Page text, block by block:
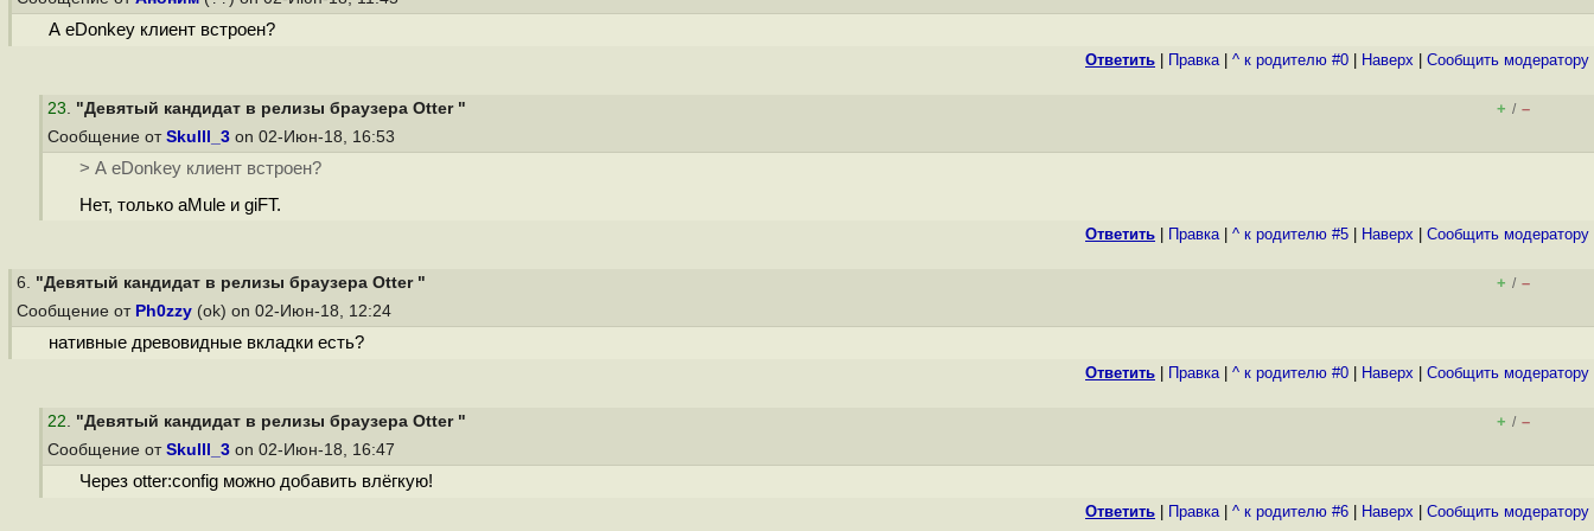
А eDonkey клиент встроен?
Ответить Правка| ^ к родителю #0 Наверх Cообщить модератору
23. "Девятый кандидат в релизы браузера Otter " + / –
Сообщение от Skulll_3 on 02-Июн-18, 16:53
> А eDonkey клиент встроен?
Нет, только aMule и giFT.
Ответить Правка| ^ к родителю #5 Наверх Cообщить модератору
6. "Девятый кандидат в релизы браузера Otter " + / –
Сообщение от Ph0zzy (ok) on 02-Июн-18, 12:24
нативные древовидные вкладки есть?
Ответить Правка| ^ к родителю #0 Наверх Cообщить модератору
22. "Девятый кандидат в релизы браузера Otter " + / –
Сообщение от Skulll_3 on 02-Июн-18, 16:47
Через otter:config можно добавить влёгкую!
Ответить Правка| ^ к родителю #6 Наверх Cообщить модератору